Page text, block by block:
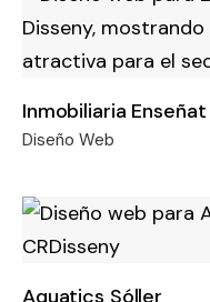
Inmobiliaria Enseñat
Diseño Web
Aquatics Sóller